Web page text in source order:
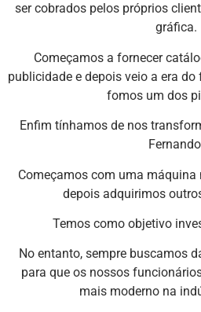
ser cobrados pelos próprios
gráfica.
Começamos a fornecer
publicidade e depois veio a era
fomos um dos
Enfim tínhamos de nos
Começamos com uma máquina
depois adquirimos
Temos como objetivo
No entanto, sempre buscamos
para que os nossos
mais moderno na